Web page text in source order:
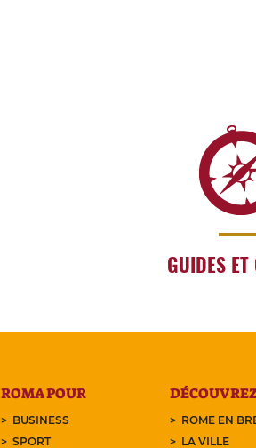
GUIDES ET
ROMA POUR
BUSINESS
SPORT
ROME EN
LA VILLE